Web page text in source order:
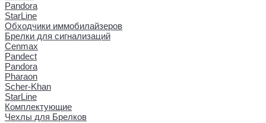
Pandora
StarLine
Обходчики иммобилайзеров
Брелки для сигнализаций
Cenmax
Pandect
Pandora
Pharaon
Scher-Khan
StarLine
Комплектующие
Чехлы для Брелков